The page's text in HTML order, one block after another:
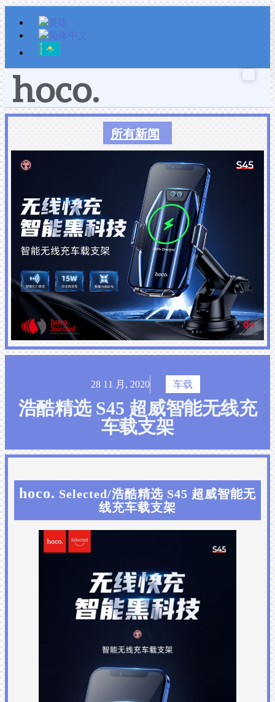
跳
至
内
容
所有新闻
28 11 月, 2020 车载
浩酷精选 S45 超威智能无线充
车载支架
hoco. Selected/浩酷精选 S45 超威智能无
线充车载支架